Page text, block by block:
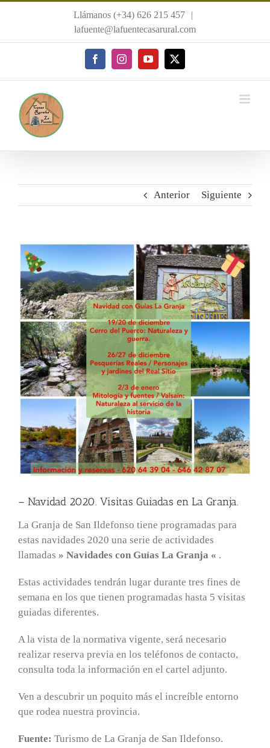
Llámanos (+34) 626 215 457
|
lafuente@lafuentecasarural.com
FacebookInstagramYouTube
X
Anterior Siguiente
– Navidad 2020. Visitas Guiadas en La Granja.
La Granja de San Ildefonso tiene programadas para
estas navidades 2020 una serie de actividades
llamadas » Navidades con Guías La Granja « .
Estas actividades tendrán lugar durante tres fines de
semana en los que tienen programadas hasta 5 visitas
guiadas diferentes.
A la vista de la normativa vigente, será necesario
realizar reserva previa en los teléfonos de contacto,
consulta toda la información en el cartel adjunto.
Ven a descubrir un poquito más el increíble entorno
que rodea nuestra provincia.
Fuente: Turismo de La Granja de San Ildefonso.